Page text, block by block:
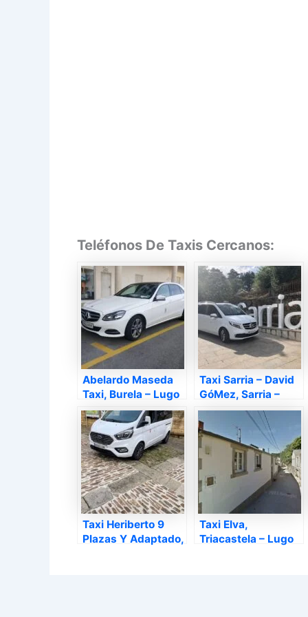
Teléfonos De Taxis Cercanos:
Abelardo Maseda
Taxi, Burela – Lugo
Taxi Sarria – David
GóMez, Sarria –
Lugo
Taxi Heriberto 9
Plazas Y Adaptado,
Taxi Elva,
Triacastela – Lugo